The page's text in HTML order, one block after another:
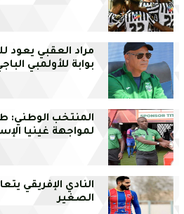
مراد العقبي يعود
بوابة للأولمبي
المنتخب الوطني:
لمواجهة غينيا
النادي الإفريقي
الصغير